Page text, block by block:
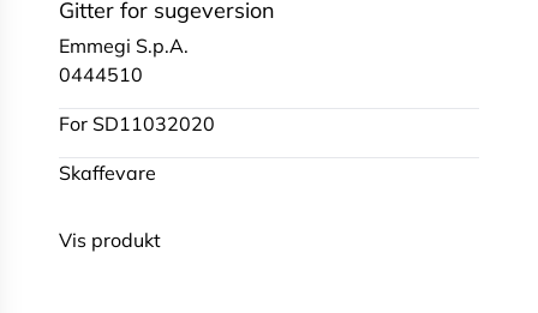
Gitter for sugeversion
Emmegi S.p.A.
0444510
For SD11032020
Skaffevare
Vis produkt